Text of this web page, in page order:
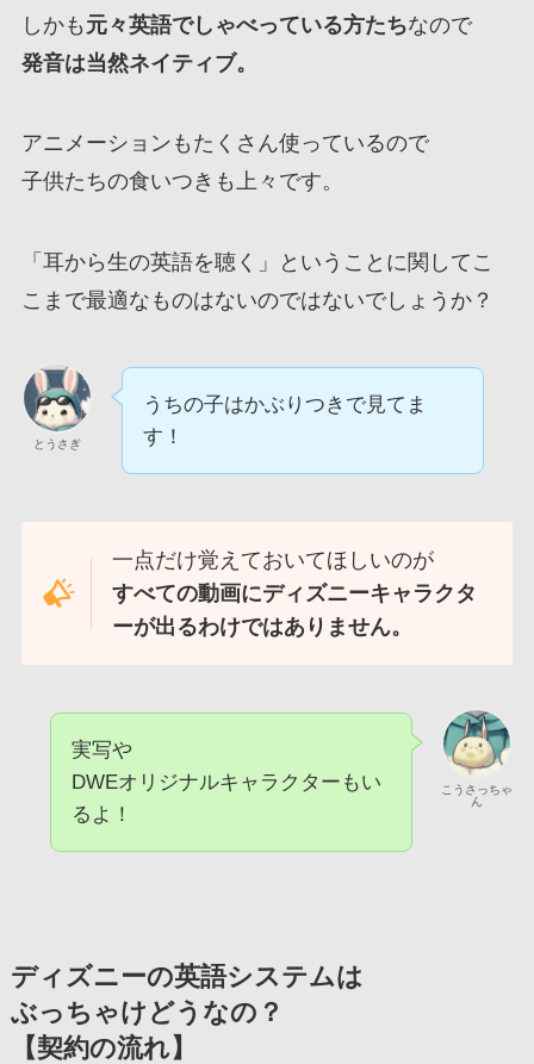
しかも 元々英語でしゃべっている方たちなので
発音は当然ネイティブ。
アニメーションもたくさん使っているので
子供たちの食いつきも上々です。
「耳から生の英語を聴く」ということに関してこ
こまで最適なものはないのではないでしょうか？
とうさぎ
うちの子はかぶりつきで見てま
す！
一点だけ覚えておいてほしいのが
すべての動画にディズニーキャラクタ
ーが出るわけではありません。
こうさっちゃ
ん
実写や
DWEオリジナルキャラクターもい
るよ！
ディズニーの英語システムは
ぶっちゃけどうなの？
【契約の流れ】